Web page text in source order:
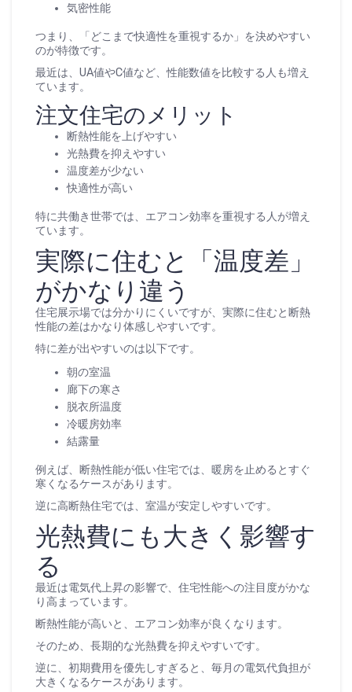
気密性能
つまり、「どこまで快適性を重視するか」を決めやすい
のが特徴です。
最近は、UA値やC値など、性能数値を比較する人も増え
ています。
注文住宅のメリット
断熱性能を上げやすい
光熱費を抑えやすい
温度差が少ない
快適性が高い
特に共働き世帯では、エアコン効率を重視する人が増え
ています。
実際に住むと「温度差」
がかなり違う
住宅展示場では分かりにくいですが、実際に住むと断熱
性能の差はかなり体感しやすいです。
特に差が出やすいのは以下です。
朝の室温
廊下の寒さ
脱衣所温度
冷暖房効率
結露量
例えば、断熱性能が低い住宅では、暖房を止めるとすぐ
寒くなるケースがあります。
逆に高断熱住宅では、室温が安定しやすいです。
光熱費にも大きく影響す
る
最近は電気代上昇の影響で、住宅性能への注目度がかな
り高まっています。
断熱性能が高いと、エアコン効率が良くなります。
そのため、長期的な光熱費を抑えやすいです。
逆に、初期費用を優先しすぎると、毎月の電気代負担が
大きくなるケースがあります。